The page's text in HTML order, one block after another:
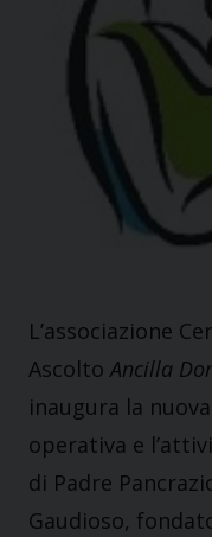
L’associazione
AscoltoAncilla
inaugura la
operativa e
di Padre
Gaudioso,